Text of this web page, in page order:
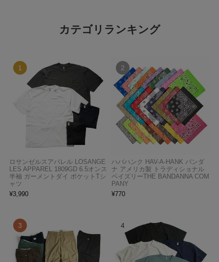
カテゴリランキング
ロサンゼルスアパレル LOSANGE
LES APPAREL 1809GD 6.5オンス
半袖 ガーメントダイ ポケットTシ
ャツ
¥3,990
ハバハンク HAV-A-HANK バンダ
ナ アメリカ製 トラディショナル
ペイズリーTHE BANDANNA COM
PANY
¥770